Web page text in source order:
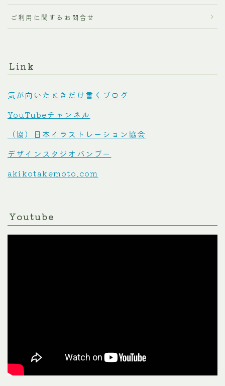
ご利用に関するお問合せ
Link
気が向いたときだけ書くブログ
YouTubeチャンネル
（協）日本イラストレーション協会
デザインスタジオバンブー
akikotakemoto.com
Youtube